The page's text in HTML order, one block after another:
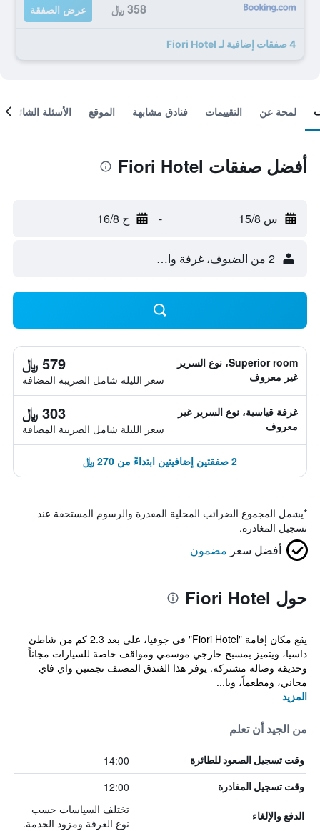
358 ﷼ عرض الصفقة
4 صفقات إضافية لـ Fiori Hotel
لمحة عن التقييمات فنادق مشابهة الموقع الأسئلة الشائعة
أفضل صفقات Fiori Hotel
س 15/8 - ح 16/8
2 من الضيوف، غرفة واحدة
Superior room، نوع السرير
غير معروف
579 ﷼
سعر الليلة شامل الصريبة المضافة
غرفة قياسية، نوع السرير غير
معروف
303 ﷼
سعر الليلة شامل الصريبة المضافة
2 صفقتين إضافيتين ابتداءً من 270 ﷼
*يشمل المجموع الضرائب المحلية المقدرة والرسوم المستحقة عند
تسجيل المغادرة.
أفضل سعر مضمون
حول Fiori Hotel
يقع مكان إقامة "Fiori Hotel" في جوفيا، على بعد 2.3 كم من شاطئ
داسيا، ويتميز بمسبح خارجي موسمي ومواقف خاصة للسيارات مجاناً
وحديقة وصالة مشتركة. يوفر هذا الفندق المصنف نجمتين واي فاي
مجاني، ومطعماً، وبا...
المزيد
من الجيد أن تعلم
وقت تسجيل الصعود للطائرة 14:00
وقت تسجيل المغادرة 12:00
الدفع والإلغاء
تختلف السياسات حسب
نوع الغرفة ومزود الخدمة.